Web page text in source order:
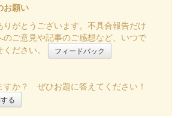
印 駅からお城スタンプラリー2024版
から駅からお城スタンプラリー2024に参加
上階にあるQRコードを読み取り、スタンプ
プ獲得と同時に抽選が始まり、抽選に当たっ
ス……
お願い
がとうございます。不具合報告だけ
のご意見や記事のご感想など、いつで
ださい。
フィードバック
すか？ ぜひお題に答えてください！
る